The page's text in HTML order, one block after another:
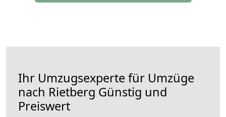
Ihr Umzugsexperte für Umzüge
nach Rietberg Günstig und
Preiswert